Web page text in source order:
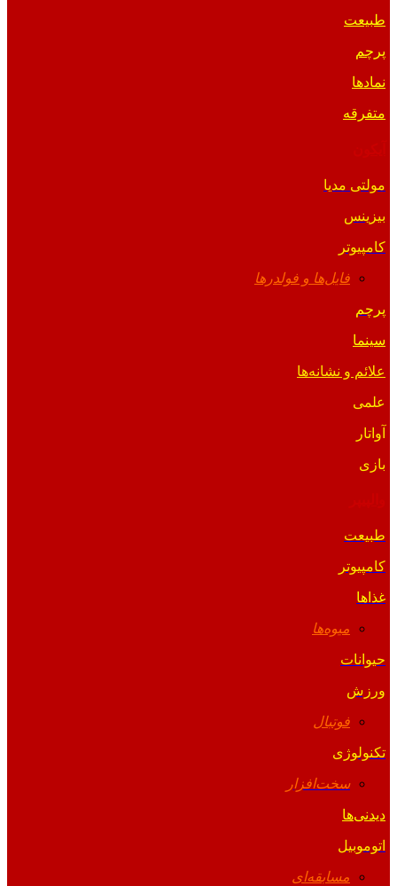
طبیعت
پرچم
نمادها
متفرقه
مولتی مدیا
بیزینس
کامپیوتر
فایل‌ها و فولدرها
پرچم
سینما
علائم و نشانه‌ها
علمی
آواتار
بازی
طبیعت
کامپیوتر
غذاها
میوه‌ها
حیوانات
ورزش
فوتبال
تکنولوژی
سخت‌افزار
دیدنی‌ها
اتوموبیل
مسابقه‌ای